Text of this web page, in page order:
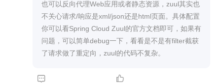
也可以反向代理Web应用或者静态资源，zuul其实也
不关心请求/响应是xml/json还是html页面。具体配置
你可以看Spring Cloud Zuul的官方文档即可，如果有
问题，可以简单debug一下，看看是不是有filter截获
了请求做了重定向，zuul的代码不复杂。
 